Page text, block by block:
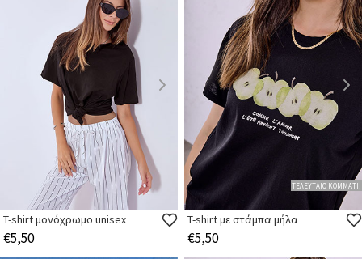
T-shirt μονόχρωμο unisex
€5,50
ΤΕΛΕΥΤΑΙΟ ΚΟΜΜΑΤΙ!
T-shirt με στάμπα μήλα
€5,50